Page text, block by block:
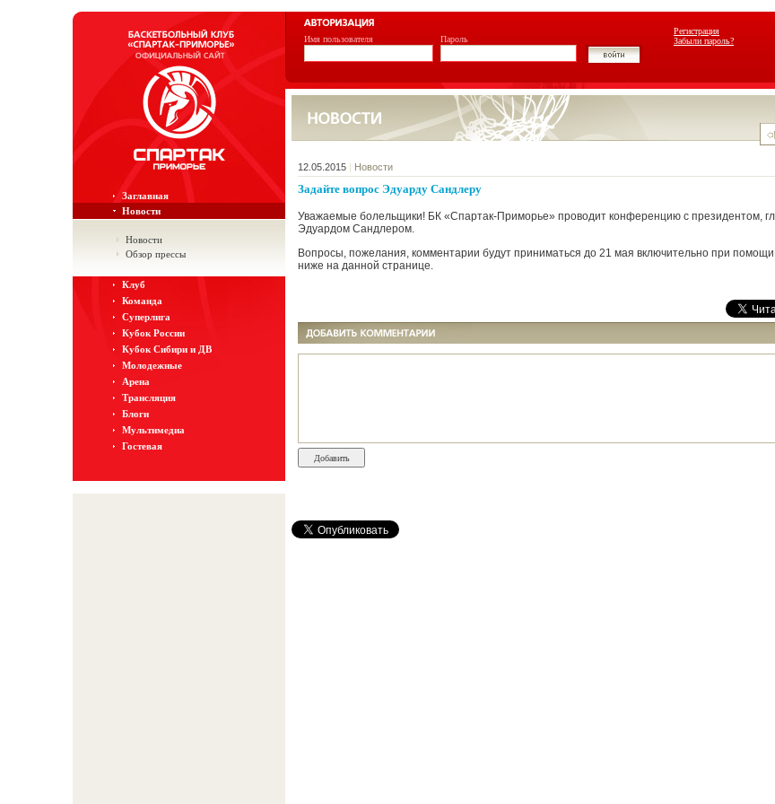
Регистрация
Забыли пароль?
Имя пользователя Пароль
Заглавная
Новости
Новости
Обзор прессы
Клуб
Команда
Суперлига
Кубок России
Кубок Сибири и ДВ
Молодежные
Арена
Трансляция
Блоги
Мультимедиа
Гостевая
12.05.2015 | Новости
Задайте вопрос Эдуарду Сандлеру
Уважаемые болельщики! БК «Спартак-Приморье» проводит конференцию с президентом,
Эдуардом Сандлером.
Вопросы, пожелания, комментарии будут приниматься до 21 мая включительно при
ниже на данной странице.